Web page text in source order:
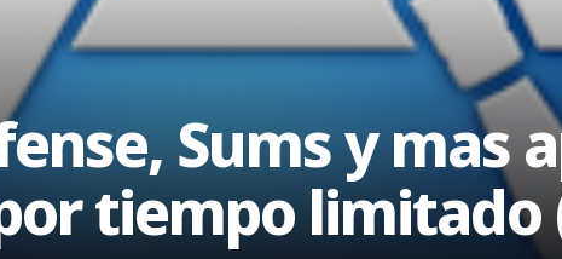
Sums y mas
tiempo limitado